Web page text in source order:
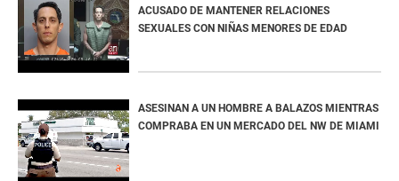
ACUSADO DE MANTENER RELACIONES
SEXUALES CON NIÑAS MENORES DE EDAD
ASESINAN A UN HOMBRE A BALAZOS MIENTRAS
COMPRABA EN UN MERCADO DEL NW DE MIAMI